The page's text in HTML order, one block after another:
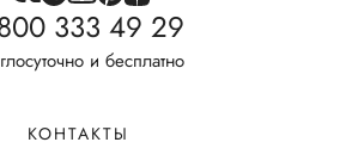
333 49 29
и бесплатно
КОНТАКТЫ